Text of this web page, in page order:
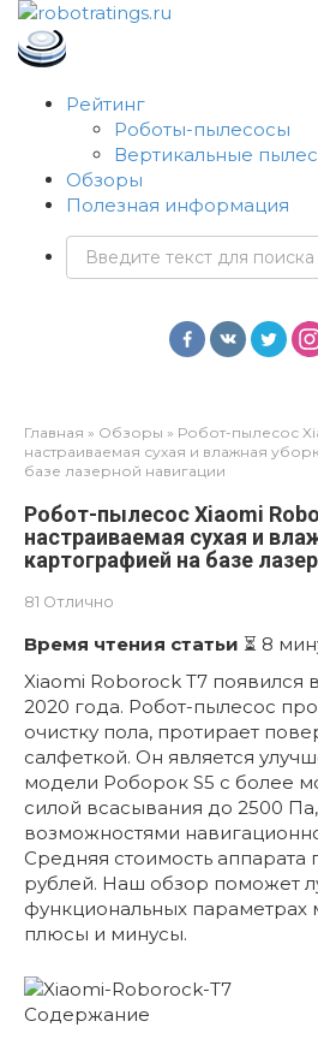
Перейти
контенту
Рейтинг
Роботы-пылесосы
Вертикальные
Обзоры
Полезная информация
Поиск:
Главная » Обзоры » Робот-пылесос
настраиваемая сухая и влажная
базе лазерной навигации
Робот-пылесос Xiaomi
настраиваемая сухая и
картографией на базе
81 Отлично
Время чтения статьи ⏳ 8
Xiaomi Roborock T7 появился
2020 года. Робот-пылесос
очистку пола, протирает
салфеткой. Он является
модели Роборок S5 с более
силой всасывания до 2500
возможностями
Средняя стоимость аппарата
рублей. Наш обзор поможет
функциональных параметрах
плюсы и минусы.
Содержание